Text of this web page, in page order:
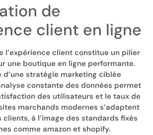
de
client en ligne
l’expérience client constitue un pilier
une boutique en ligne performante.
d’une stratégie marketing ciblée
constante des données permet
des utilisateurs et le taux de
marchands modernes s’adaptent
à l’image des standards fixés
comme amazon et shopify.